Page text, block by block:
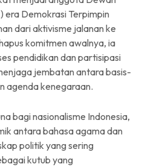
era Demokrasi Terpimpin
dari aktivisme jalanan ke
komitmen awalnya, ia
pendidikan dan partisipasi
jembatan antara basis-
agenda kenegaraan.
bagi nasionalisme Indonesia,
antara bahasa agama dan
politik yang sering
kutub yang